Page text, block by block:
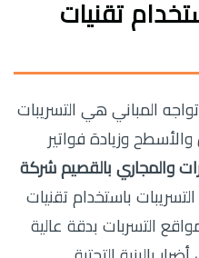
تقنيات
المباني هي التسريبات
وزيادة فواتير
والمجاري بالقصيم شركة
باستخدام تقنيات
التسربات بدقة عالية